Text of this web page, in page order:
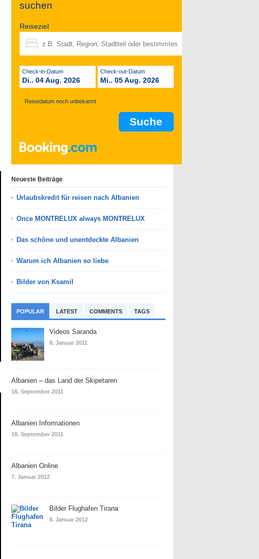
suchen
Reiseziel
Check-in-Datum
Di.. 04 Aug. 2026
Check-out-Datum
Mi.. 05 Aug. 2026
Reisedatum noch unbekannt
Neueste Beiträge
Urlaubskredit für reisen nach Albanien
Once MONTRELUX always MONTRELUX
Das schöne und unentdeckte Albanien
Warum ich Albanien so liebe
Bilder von Ksamil
POPULAR LATEST COMMENTS TAGS
Videos Saranda
8. Januar 2011
Albanien – das Land der Skipetaren
16. September 2011
Albanien Informationen
18. September 2011
Albanien Online
7. Januar 2012
Bilder Flughafen Tirana
8. Januar 2012